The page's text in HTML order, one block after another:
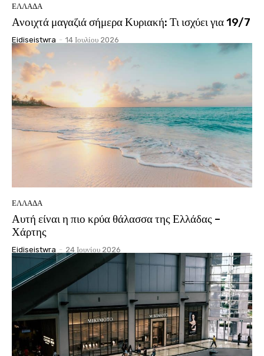
ΕΛΛΆΔΑ
Ανοιχτά μαγαζιά σήμερα Κυριακή: Τι ισχύει για 19/7
Eidiseistwra - 14 Ιουλίου 2026
ΕΛΛΆΔΑ
Αυτή είναι η πιο κρύα θάλασσα της Ελλάδας –
Χάρτης
Eidiseistwra - 24 Ιουνίου 2026